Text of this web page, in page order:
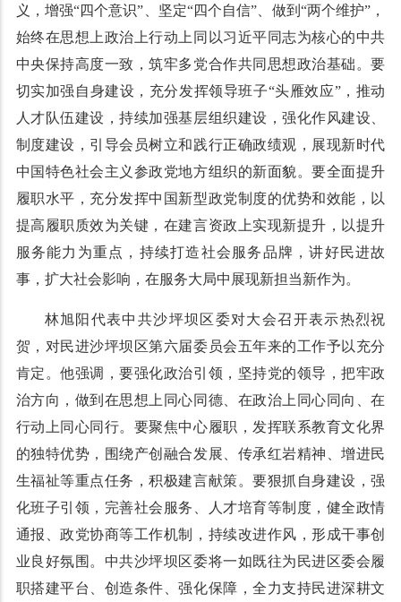
义，增强“四个意识”、坚定“四个自信”、做到“两个维护”，
始终在思想上政治上行动上同以习近平同志为核心的中共
中央保持高度一致，筑牢多党合作共同思想政治基础。要
切实加强自身建设，充分发挥领导班子“头雁效应”，推动
人才队伍建设，持续加强基层组织建设，强化作风建设、
制度建设，引导会员树立和践行正确政绩观，展现新时代
中国特色社会主义参政党地方组织的新面貌。要全面提升
履职水平，充分发挥中国新型政党制度的优势和效能，以
提高履职质效为关键，在建言资政上实现新提升，以提升
服务能力为重点，持续打造社会服务品牌，讲好民进故
事，扩大社会影响，在服务大局中展现新担当新作为。
林旭阳代表中共沙坪坝区委对大会召开表示热烈祝
贺，对民进沙坪坝区第六届委员会五年来的工作予以充分
肯定。他强调，要强化政治引领，坚持党的领导，把牢政
治方向，做到在思想上同心同德、在政治上同心同向、在
行动上同心同行。要聚焦中心履职，发挥联系教育文化界
的独特优势，围绕产创融合发展、传承红岩精神、增进民
生福祉等重点任务，积极建言献策。要狠抓自身建设，强
化班子引领，完善社会服务、人才培育等制度，健全政情
通报、政党协商等工作机制，持续改进作风，形成干事创
业良好氛围。中共沙坪坝区委将一如既往为民进区委会履
职搭建平台、创造条件、强化保障，全力支持民进深耕文